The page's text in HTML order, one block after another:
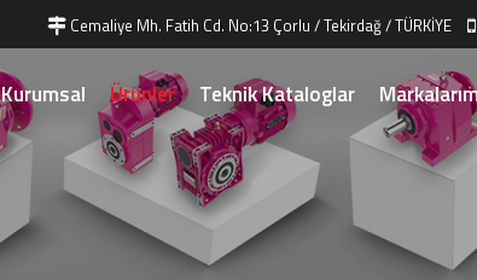
Cemaliye Mh. Fatih Cd. No:13 Çorlu / Tekirdağ / TÜRKİYE
Kurumsal Ürünler Teknik Kataloglar